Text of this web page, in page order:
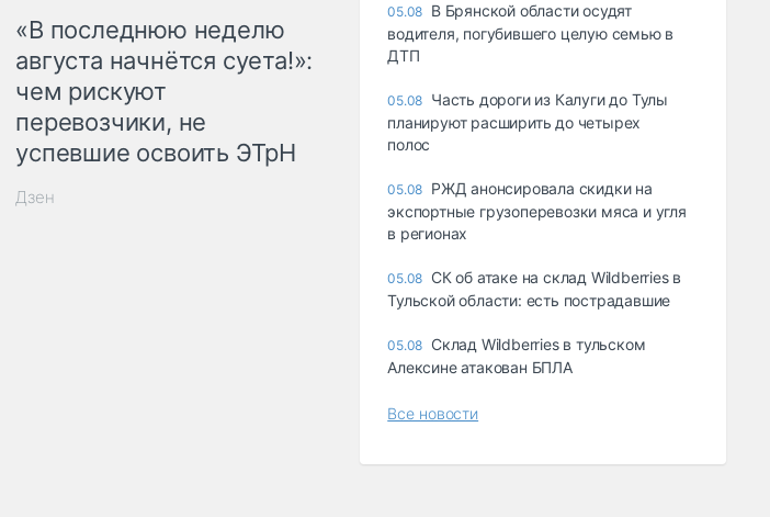
«В последнюю неделю
августа начнётся суета!»:
чем рискуют
перевозчики, не
успевшие освоить ЭТрН
Дзен
05.08 В Брянской области осудят
водителя, погубившего целую семью в
ДТП
05.08 Часть дороги из Калуги до Тулы
планируют расширить до четырех
полос
05.08 РЖД анонсировала скидки на
экспортные грузоперевозки мяса и угля
в регионах
05.08 СК об атаке на склад Wildberries в
Тульской области: есть пострадавшие
05.08 Склад Wildberries в тульском
Алексине атакован БПЛА
Все новости